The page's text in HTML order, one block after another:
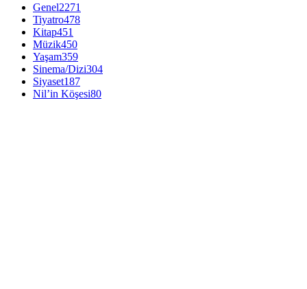
Genel2271
Tiyatro478
Kitap451
Müzik450
Yaşam359
Sinema/Dizi304
Siyaset187
Nil’in Köşesi80